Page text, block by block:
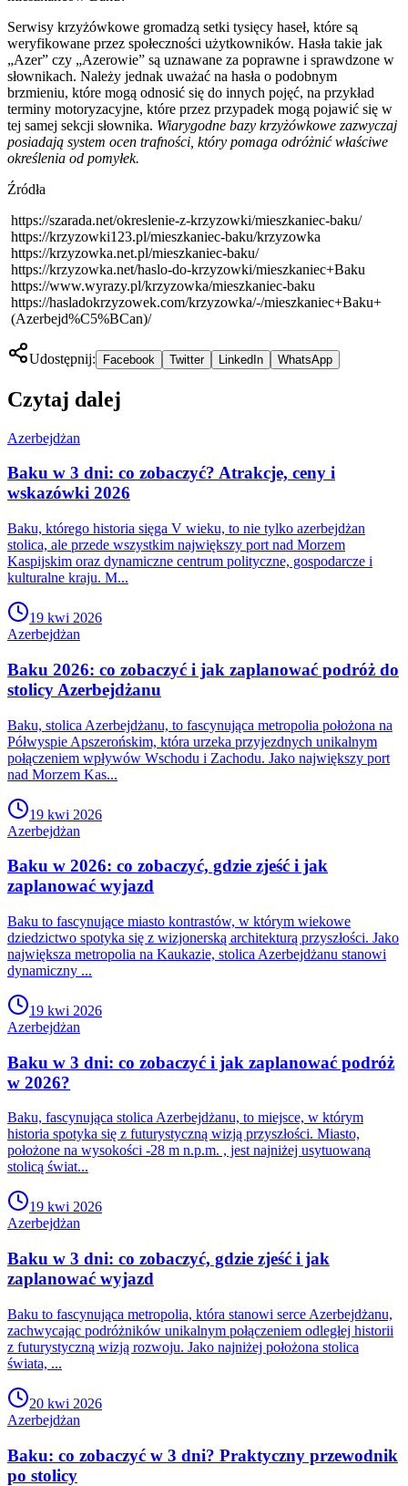
Serwisy krzyżówkowe gromadzą setki tysięcy haseł, które są
weryfikowane przez społeczności użytkowników. Hasła takie jak
„Azer” czy „Azerowie” są uznawane za poprawne i sprawdzone w
słownikach. Należy jednak uważać na hasła o podobnym
brzmieniu, które mogą odnosić się do innych pojęć, na przykład
terminy motoryzacyjne, które przez przypadek mogą pojawić się w
tej samej sekcji słownika. Wiarygodne bazy krzyżówkowe zazwyczaj
posiadają system ocen trafności, który pomaga odróżnić właściwe
określenia od pomyłek.
Źródła
https://szarada.net/okreslenie-z-krzyzowki/mieszkaniec-baku/
https://krzyzowki123.pl/mieszkaniec-baku/krzyzowka
https://krzyzowka.net.pl/mieszkaniec-baku/
https://krzyzowka.net/haslo-do-krzyzowki/mieszkaniec+Baku
https://www.wyrazy.pl/krzyzowka/mieszkaniec-baku
https://hasladokrzyzowek.com/krzyzowka/-/mieszkaniec+Baku+
(Azerbejd%C5%BCan)/
Udostępnij: Facebook Twitter LinkedIn WhatsApp
Czytaj dalej
Azerbejdżan
Baku w 3 dni: co zobaczyć? Atrakcje, ceny i
wskazówki 2026
Baku, którego historia sięga V wieku, to nie tylko azerbejdżan
stolica, ale przede wszystkim największy port nad Morzem
Kaspijskim oraz dynamiczne centrum polityczne, gospodarcze i
kulturalne kraju. M...
19 kwi 2026
Azerbejdżan
Baku 2026: co zobaczyć i jak zaplanować podróż do
stolicy Azerbejdżanu
Baku, stolica Azerbejdżanu, to fascynująca metropolia położona na
Półwyspie Apszerońskim, która urzeka przyjezdnych unikalnym
połączeniem wpływów Wschodu i Zachodu. Jako największy port
nad Morzem Kas...
19 kwi 2026
Azerbejdżan
Baku w 2026: co zobaczyć, gdzie zjeść i jak
zaplanować wyjazd
Baku to fascynujące miasto kontrastów, w którym wiekowe
dziedzictwo spotyka się z wizjonerską architekturą przyszłości. Jako
największa metropolia na Kaukazie, stolica Azerbejdżanu stanowi
dynamiczny ...
19 kwi 2026
Azerbejdżan
Baku w 3 dni: co zobaczyć i jak zaplanować podróż
w 2026?
Baku, fascynująca stolica Azerbejdżanu, to miejsce, w którym
historia spotyka się z futurystyczną wizją przyszłości. Miasto,
położone na wysokości -28 m n.p.m. , jest najniżej usytuowaną
stolicą świat...
19 kwi 2026
Azerbejdżan
Baku w 3 dni: co zobaczyć, gdzie zjeść i jak
zaplanować wyjazd
Baku to fascynująca metropolia, która stanowi serce Azerbejdżanu,
zachwycając podróżników unikalnym połączeniem odległej historii
z futurystyczną wizją rozwoju. Jako najniżej położona stolica
świata, ...
20 kwi 2026
Azerbejdżan
Baku: co zobaczyć w 3 dni? Praktyczny przewodnik
po stolicy